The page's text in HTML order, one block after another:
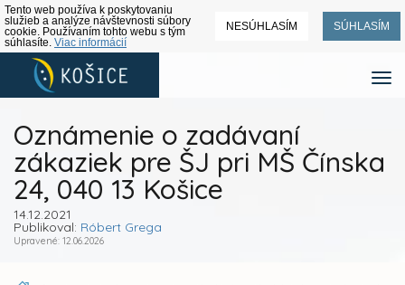
Tento web používa k poskytovaniu
služieb a analýze návštevnosti súbory
cookie. Používaním tohto webu s tým
súhlasíte. Viac informácií
NESÚHLASÍM SÚHLASÍM
Oznámenie o zadávaní
zákaziek pre ŠJ pri MŠ Čínska
24, 040 13 Košice
14.12.2021
Publikoval: Róbert Grega
Upravené: 12.06.2026